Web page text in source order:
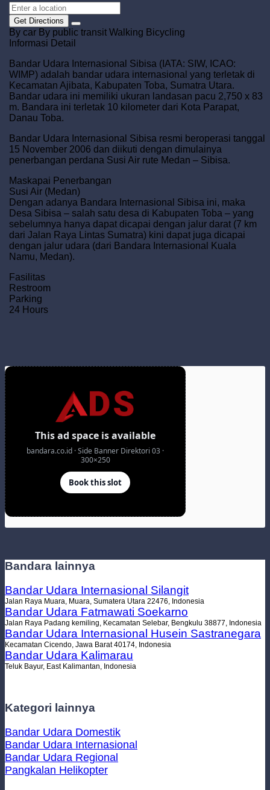
Get Directions
By car By public transit Walking Bicycling
Informasi Detail
Bandar Udara Internasional Sibisa (IATA: SIW, ICAO:
WIMP) adalah bandar udara internasional yang terletak di
Kecamatan Ajibata, Kabupaten Toba, Sumatra Utara.
Bandar udara ini memiliki ukuran landasan pacu 2,750 x 83
m. Bandara ini terletak 10 kilometer dari Kota Parapat,
Danau Toba.
Bandar Udara Internasional Sibisa resmi beroperasi tanggal
15 November 2006 dan diikuti dengan dimulainya
penerbangan perdana Susi Air rute Medan – Sibisa.
Maskapai Penerbangan
Susi Air (Medan)
Dengan adanya Bandara Internasional Sibisa ini, maka
Desa Sibisa – salah satu desa di Kabupaten Toba – yang
sebelumnya hanya dapat dicapai dengan jalur darat (7 km
dari Jalan Raya Lintas Sumatra) kini dapat juga dicapai
dengan jalur udara (dari Bandara Internasional Kuala
Namu, Medan).
Fasilitas
Restroom
Parking
24 Hours
Bandara lainnya
Bandar Udara Internasional Silangit
Jalan Raya Muara, Muara, Sumatera Utara 22476, Indonesia
Bandar Udara Fatmawati Soekarno
Jalan Raya Padang kemiling, Kecamatan Selebar, Bengkulu 38877, Indonesia
Bandar Udara Internasional Husein Sastranegara
Kecamatan Cicendo, Jawa Barat 40174, Indonesia
Bandar Udara Kalimarau
Teluk Bayur, East Kalimantan, Indonesia
Kategori lainnya
Bandar Udara Domestik
Bandar Udara Internasional
Bandar Udara Regional
Pangkalan Helikopter